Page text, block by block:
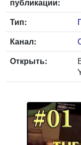
публикации:
Тип:
Канал:
Открыть: